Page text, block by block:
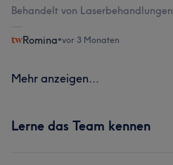
Behandelt von Laserbehandlungen
Romina•vor 3 Monaten
Mehr anzeigen...
Lerne das Team kennen